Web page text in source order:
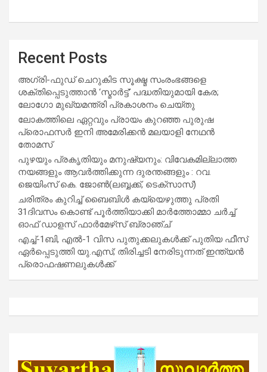
Recent Posts
അഗ്രി-ഫുഡ് ചെറുകിട സൂക്ഷ്മ സംരംഭങ്ങളെ
ശക്തിപ്പെടുത്താന്‍ ‘സ്മാര്‍ട്ട്’ പദ്ധതിയുമായി കേര;
ലോഗോ മുഖ്യമന്ത്രി പ്രകാശനം ചെയ്തു
ലോകത്തിലെ ഏറ്റവും പ്രായം കുറഞ്ഞ പുരുഷ
പ്രൊഫസർ ഇനി അമേരിക്കൻ മലയാളി നേഥൻ
തോമസ്
പുഴയും പ്രകൃതിയും മനുഷ്യനും: വിവേകമില്ലാത്ത
നയങ്ങളും ആവർത്തിക്കുന്ന ദുരന്തങ്ങളും : റവ.
ജെയിംസ് കെ. ജോൺ(ലബ്ബക്ക്, ടെക്സാസ്)
ചരിത്രം കുറിച്ച് ബൈബിൾ കയ്യെഴുത്തു പ്രതി
31ദിവസം കൊണ്ട് പൂർത്തിയാക്കി മാർത്തോമ്മാ ചർച്ച്
ഓഫ് ഡാളസ് ഫാർമേഴ്‌സ് ബ്രാഞ്ച്
എച്ച്-1ബി, എൽ-1 വിസ പുതുക്കലുകൾക്ക് പുതിയ ഫീസ്
ഏർപ്പെടുത്തി യു.എസ്; തിരിച്ചടി നേരിടുന്നത് ഇന്ത്യൻ
പ്രൊഫഷണലുകൾക്ക്